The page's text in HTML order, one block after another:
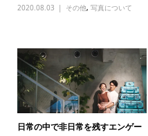
2020.08.03 その他, 写真について
日常の中で非日常を残すエンゲー